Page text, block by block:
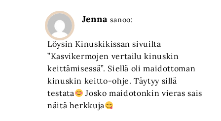
Jenna sanoo:
Löysin Kinuskikissan sivuilta
”Kasvikermojen vertailu kinuskin
keittämisessä”. Siellä oli maidottoman
kinuskin keitto-ohje. Täytyy sillä
testata
Josko maidotonkin vieras sais
näitä herkkuja